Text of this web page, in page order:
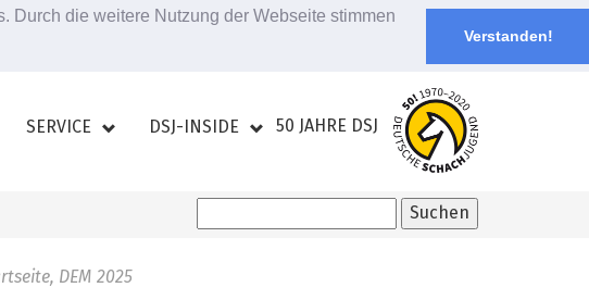
Durch die weitere Nutzung der Webseite stimmen
Verstanden!
SERVICE DSJ-INSIDE 50 JAHRE DSJ
DEM 2025